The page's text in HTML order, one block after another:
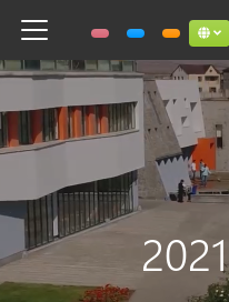
Toggle navigation